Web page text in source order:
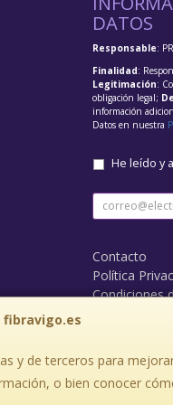
fibravigo.es
y de terceros para
o bien conocer
DATOS
Responsable:
Finalidad:
Legitimación:
obligación legal;
información
Datos en nuestra
He leído y
Contacto
Política
Condiciones